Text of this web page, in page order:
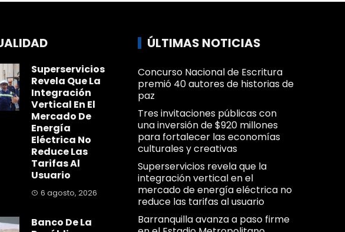
Superservicios
Revela Que La
Integración
Vertical En El
Mercado De
Energía
Eléctrica No
Reduce Las
Tarifas Al
Usuario
6 agosto, 2026
Banco De La
ÚLTIMAS NOTICIAS
Concurso Nacional de Escritura
premió 40 autores de historias de
paz
Tres invitaciones públicas con
una inversión de $920 millones
para fortalecer las economías
culturales y creativas
Superservicios revela que la
integración vertical en el
mercado de energía eléctrica no
reduce las tarifas al usuario
Barranquilla avanza a paso firme